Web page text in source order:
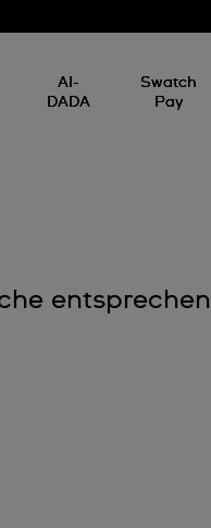
AI-
DADA
Swatch
Pay
entsprechen